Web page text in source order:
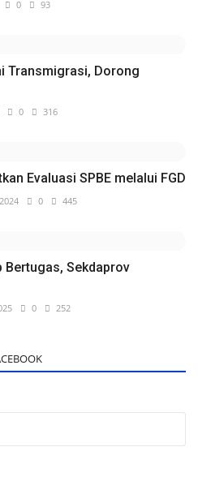
0 93
Transmigrasi, Dorong
0 316
Evaluasi SPBE melalui FGD
0 445
Bertugas, Sekdaprov
0 252